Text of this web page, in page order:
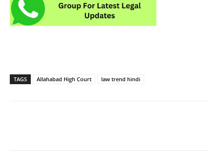
TAGS Allahabad High Court law trend hindi